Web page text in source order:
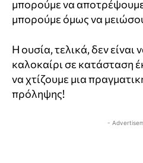
μπορούμε να
μπορούμε όμως να
Η ουσία, τελικά, δεν είναι
καλοκαίρι σε κατάσταση
να χτίζουμε μια
πρόληψης!
-